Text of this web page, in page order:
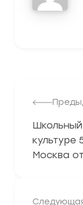
культуре
Москва